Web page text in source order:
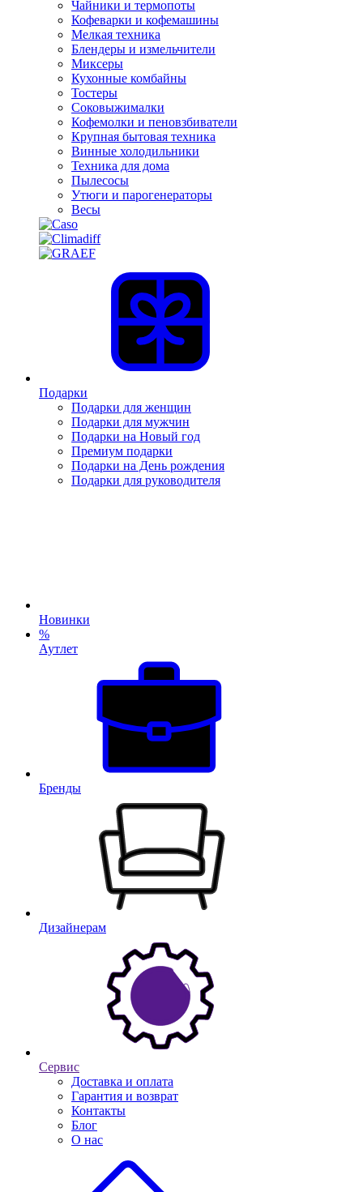
Чайники и термопоты
Кофеварки и кофемашины
Мелкая техника
Блендеры и измельчители
Миксеры
Кухонные комбайны
Тостеры
Соковыжималки
Кофемолки и пеновзбиватели
Крупная бытовая техника
Винные холодильники
Техника для дома
Пылесосы
Утюги и парогенераторы
Весы
Подарки
Подарки для женщин
Подарки для мужчин
Подарки на Новый год
Премиум подарки
Подарки на День рождения
Подарки для руководителя
Новинки
%
Аутлет
Бренды
Дизайнерам
Сервис
Доставка и оплата
Гарантия и возврат
Контакты
Блог
О нас